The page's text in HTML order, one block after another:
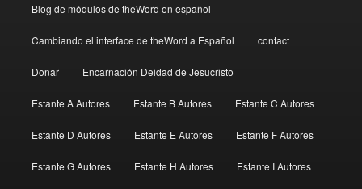
Blog de módulos de theWord en español
Cambiando el interface de theWord a Español contact
Donar Encarnación Deidad de Jesucristo
Estante A Autores Estante B Autores Estante C Autores
Estante D Autores Estante E Autores Estante F Autores
Estante G Autores Estante H Autores Estante I Autores